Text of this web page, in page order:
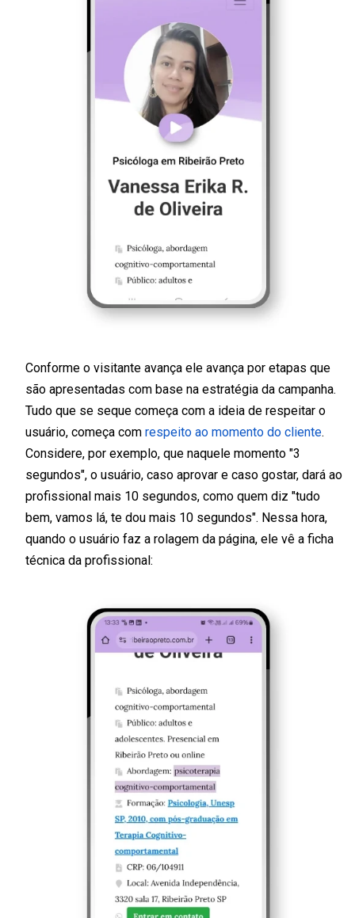
Conforme o visitante avança ele avança por etapas que
são apresentadas com base na estratégia da campanha.
Tudo que se seque começa com a ideia de respeitar o
usuário, começa com respeito ao momento do cliente.
Considere, por exemplo, que naquele momento "3
segundos", o usuário, caso aprovar e caso gostar, dará ao
profissional mais 10 segundos, como quem diz "tudo
bem, vamos lá, te dou mais 10 segundos". Nessa hora,
quando o usuário faz a rolagem da página, ele vê a ficha
técnica da profissional: